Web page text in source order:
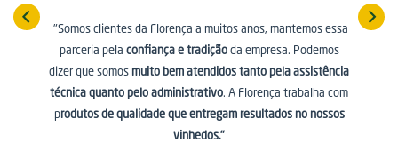
"Somos clientes da Florença a muitos anos, mantemos essa
parceria pela confiança e tradiçãoda empresa. Podemos
dizer que somos muito bem atendidos tanto pela assistência
técnica quanto pelo administrativo. A Florença trabalha com
produtos de qualidade que entregam resultados no nossos
vinhedos."